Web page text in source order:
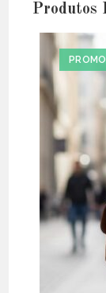
Produtos